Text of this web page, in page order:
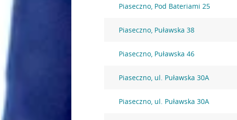
Piaseczno, Pod Bateriami 25
Piaseczno, Puławska 38
Piaseczno, Puławska 46
Piaseczno, ul. Puławska 30A
Piaseczno, ul. Puławska 30A